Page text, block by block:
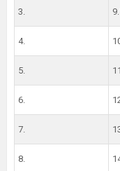
3.
4.
5.
6.
7.
8.